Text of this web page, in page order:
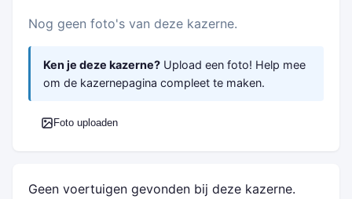
Nog geen foto's van deze kazerne.
Ken je deze kazerne? Upload een foto! Help mee
om de kazernepagina compleet te maken.
Foto uploaden
Geen voertuigen gevonden bij deze kazerne.